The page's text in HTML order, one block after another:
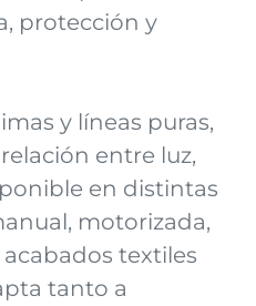
protección y
y líneas puras,
entre luz,
en distintas
motorizada,
textiles
tanto a